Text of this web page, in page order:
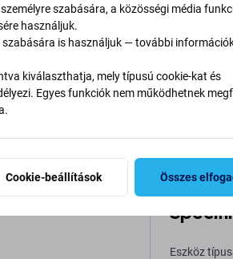
Minőség Szállítás és visszaküldés
Eszköz
szabására, a közösségi média
használjuk.
szabására is használjuk — további
kiválaszthatja, mely típusú cookie-kat és
Egyes funkciók nem működhetnek
Cookie-beállítások Összes